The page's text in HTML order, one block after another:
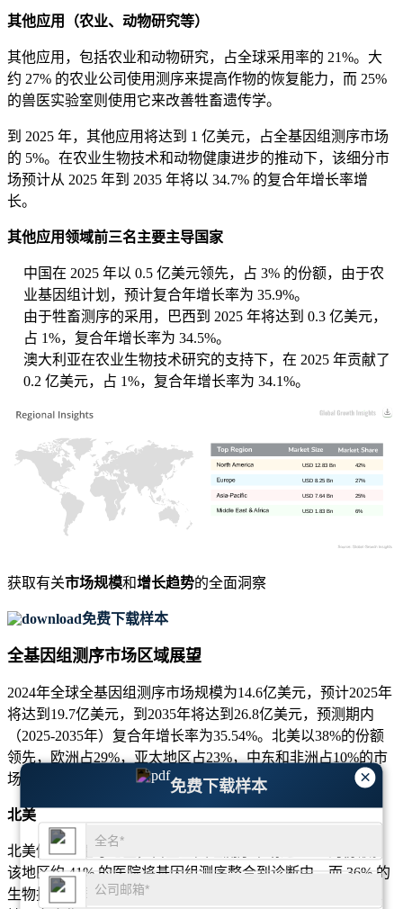
×
免费下载样本
其他应用（农业、动物研究等）
其他应用，包括农业和动物研究，占全球采用率的 21%。大
约 27% 的农业公司使用测序来提高作物的恢复能力，而 25%
的兽医实验室则使用它来改善牲畜遗传学。
到 2025 年，其他应用将达到 1 亿美元，占全基因组测序市场
的 5%。在农业生物技术和动物健康进步的推动下，该细分市
场预计从 2025 年到 2035 年将以 34.7% 的复合年增长率增
长。
其他应用领域前三名主要主导国家
中国在 2025 年以 0.5 亿美元领先，占 3% 的份额，由于农
业基因组计划，预计复合年增长率为 35.9%。
由于牲畜测序的采用，巴西到 2025 年将达到 0.3 亿美元，
占 1%，复​​合年增长率为 34.5%。
澳大利亚在农业生物技术研究的支持下，在 2025 年贡献了
0.2 亿美元，占 1%，复​​合年增长率为 34.1%。
6%
USD 1.83 Bn
25%
USD 7.64 Bn
27%
USD 8.25 Bn
42%
USD 12.83 Bn
获取有关市场规模和增长趋势的全面洞察
免费下载样本
全基因组测序市场区域展望
2024年全球全基因组测序市场规模为14.6亿美元，预计2025年
将达到19.7亿美元，到2035年将达到26.8亿美元，预测期内
（2025-2035年）复合年增长率为35.54%。北美以38%的份额
领先，欧洲占29%，亚太地区占23%，中东和非洲占10%的市
场份额，合计100%的全球市场份额分布。
北美
北美仍然是主导地区，占全基因组测序市场近 38% 的份额。
该地区约 41% 的医院将基因组测序整合到诊断中，而 36% 的
生物技术公司将其用于药物开发。此外，34% 的政府举措支